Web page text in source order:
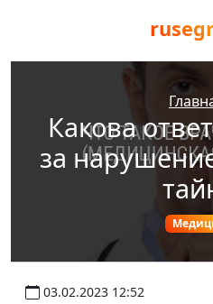
Какова
за
03.02.2023 12:52